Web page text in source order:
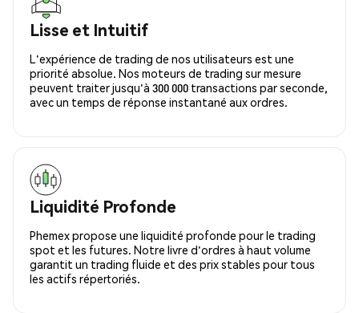
Lisse et Intuitif
L'expérience de trading de nos utilisateurs est une
priorité absolue. Nos moteurs de trading sur mesure
peuvent traiter jusqu'à 300 000 transactions par seconde,
avec un temps de réponse instantané aux ordres.
Liquidité Profonde
Phemex propose une liquidité profonde pour le trading
spot et les futures. Notre livre d'ordres à haut volume
garantit un trading fluide et des prix stables pour tous
les actifs répertoriés.